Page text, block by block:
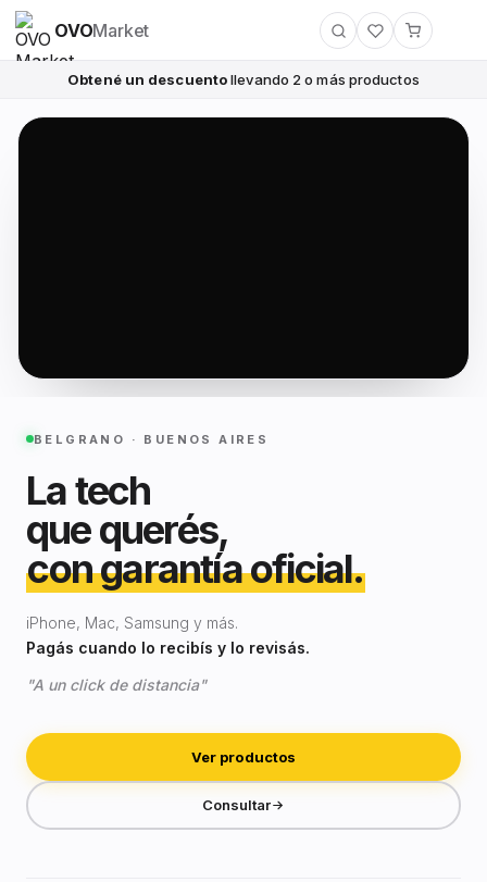
OVOMarket
Obtené un descuentollevando 2 o más productos
BELGRANO · BUENOS AIRES
La tech
que querés,
con garantía oficial.
iPhone, Mac, Samsung y más.
Pagás cuando lo recibís y lo revisás.
"A un click de distancia"
Ver productos
Consultar